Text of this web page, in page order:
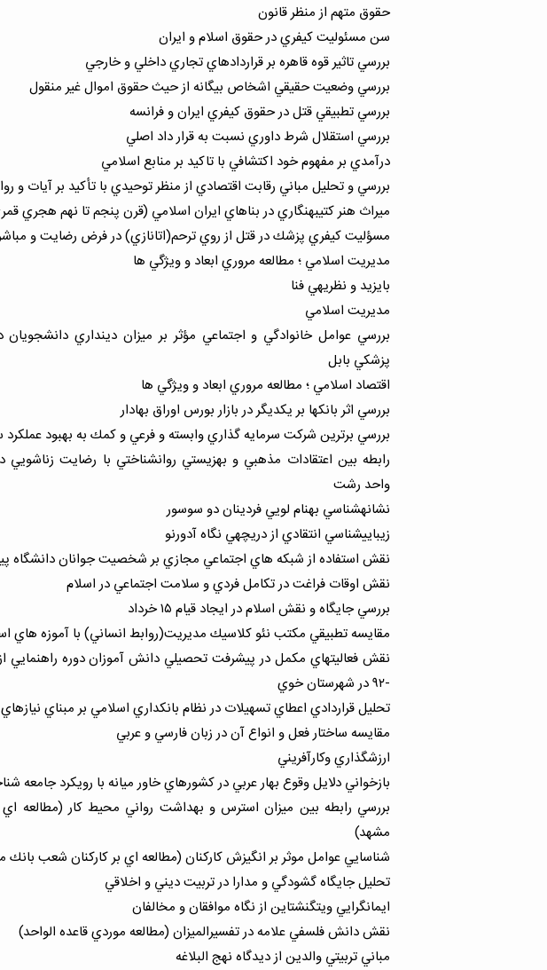
حقوق متهم از منظر قانون
سن مسئوليت كيفري در حقوق اسلام و ايران
بررسي تاثير قوه قاهره بر قراردادهاي تجاري داخلي و خارجي
بررسي وضعيت حقيقي اشخاص بيگانه از حيث حقوق اموال غير منقول
بررسي تطبيقي قتل در حقوق كيفري ايران و فرانسه
بررسي استقلال شرط داوري نسبت به قرار داد اصلي
درآمدي بر مفهوم خود اكتشافي با تاكيد بر منابع اسلامي
بررسي و تحليل مباني رقابت اقتصادي از منظر توحيدي با تأكيد بر آيات و
ميراث هنر كتيبهنگاري در بناهاي ايران اسلامي (قرن پنجم تا نهم هجري
مسؤليت كيفري پزشك در قتل از روي ترحم(اتانازي) در فرض رضايت و
مديريت اسلامي ؛ مطالعه مروري ابعاد و ويژگي ها
بايزيد و نظريهي فنا
مديريت اسلامي
بررسي عوامل خانوادگي و اجتماعي مؤثر بر ميزان دينداري دانشجويان
پزشكي بابل
اقتصاد اسلامي ؛ مطالعه مروري ابعاد و ويژگي ها
بررسي اثر بانكها بر يكديگر در بازار بورس اوراق بهادار
بررسي برترين شركت سرمايه گذاري وابسته و فرعي و كمك به بهبود عملكرد
رابطه بين اعتقادات مذهبي و بهزيستي روانشناختي با رضايت زناشويي
واحد رشت
نشانهشناسي بهنام لويي فردينان دو سوسور
زيباييشناسي انتقادي از دريچهي نگاه آدورنو
نقش استفاده از شبكه هاي اجتماعي مجازي بر شخصيت جوانان دانشگاه
نقش اوقات فراغت در تكامل فردي و سلامت اجتماعي در اسلام
بررسي جايگاه و نقش اسلام در ايجاد قيام ۱۵ خرداد
مقايسه تطبيقي مكتب نئو كلاسيك مديريت(روابط انساني) با آموزه هاي
-۹۲ در شهرستان خوي
تحليل قراردادي اعطاي تسهيلات در نظام بانكداري اسلامي بر مبناي
مقايسه ساختار فعل و انواع آن در زبان فارسي و عربي
ارزشگذاري وكارآفريني
بازخواني دلايل وقوع بهار عربي در كشورهاي خاور ميانه با رويكرد جامعه
بررسي رابطه بين ميزان استرس و بهداشت رواني محيط كار (مطالعه
مشهد)
شناسايي عوامل موثر بر انگيزش كاركنان (مطالعه اي بر كاركنان شعب
تحليل جايگاه گشودگي و مدارا در تربيت ديني و اخلاقي
ايمانگرايي ويتگنشتاين از نگاه موافقان و مخالفان
نقش دانش فلسفي علامه در تفسيرالميزان (مطالعه موردي قاعده الواحد)
مباني تربيتي والدين از ديدگاه نهج البلاغه